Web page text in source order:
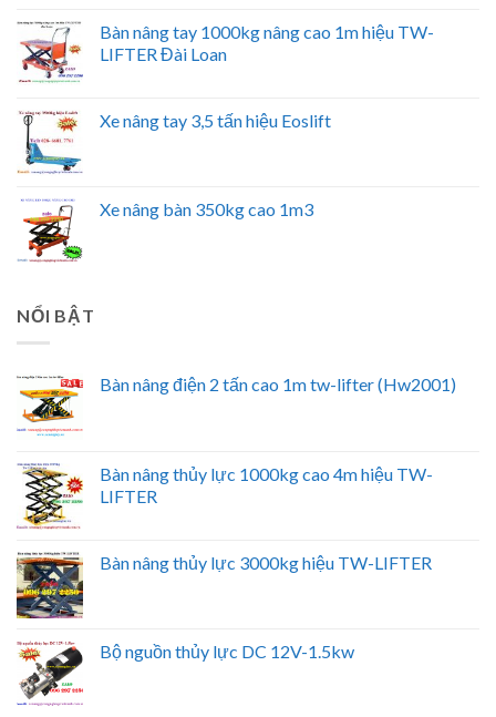
Bàn nâng tay 1000kg nâng cao 1m hiệu TW-
LIFTER Đài Loan
Xe nâng tay 3,5 tấn hiệu Eoslift
Xe nâng bàn 350kg cao 1m3
NỔI BẬT
Bàn nâng điện 2 tấn cao 1m tw-lifter (Hw2001)
Bàn nâng thủy lực 1000kg cao 4m hiệu TW-
LIFTER
Bàn nâng thủy lực 3000kg hiệu TW-LIFTER
Bộ nguồn thủy lực DC 12V-1.5kw